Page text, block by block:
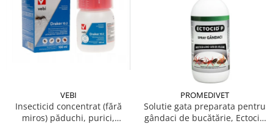
VEBI
Insecticid concentrat (fără
miros) păduchi, purici,
PROMEDIVET
Solutie gata preparata pentru
gândaci de bucătărie, Ectocid